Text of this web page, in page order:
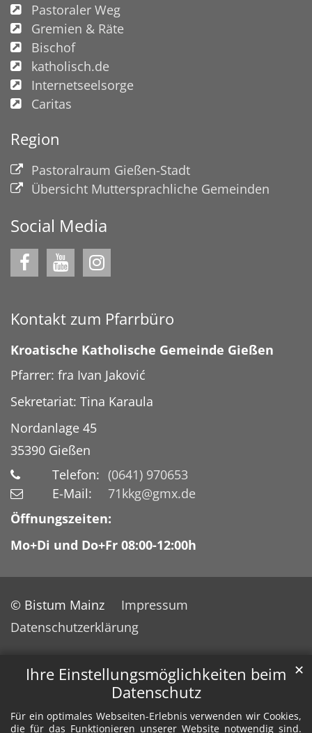
Ihre Einstellungsmöglichkeiten beim
Datenschutz
Für ein optimales Webseiten-Erlebnis verwenden wir Cookies,
die für das Funktionieren unserer Website notwendig sind.
✕
Pastoraler Weg
Gremien & Räte
Bischof
katholisch.de
Internetseelsorge
Caritas
Region
Pastoralraum Gießen-Stadt
Übersicht Muttersprachliche Gemeinden
Social Media
Kontakt zum Pfarrbüro
Kroatische Katholische Gemeinde Gießen
Pfarrer: fra Ivan Jaković
Sekretariat: Tina Karaula
Nordanlage 45
35390 Gießen
Telefon: (0641) 970653
E-Mail:
71kkg@gmx.de
Öffnungszeiten:
Mo+Di und Do+Fr 08:00-12:00h
© Bistum Mainz
Impressum
Datenschutzerklärung